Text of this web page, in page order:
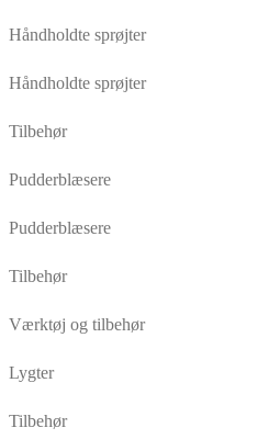
Håndholdte sprøjter
Håndholdte sprøjter
Tilbehør
Pudderblæsere
Pudderblæsere
Tilbehør
Værktøj og tilbehør
Lygter
Tilbehør